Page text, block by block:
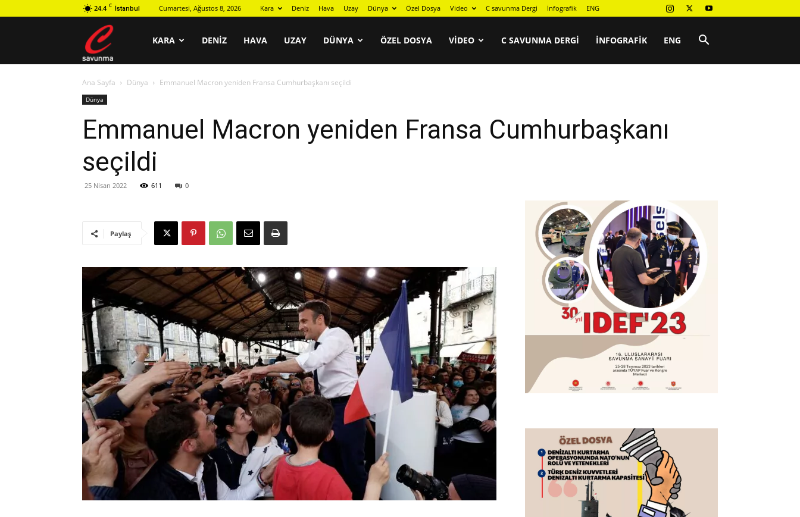
24.4 C İstanbul Cumartesi, Ağustos 8, 2026 Kara Deniz Hava Uzay Dünya Özel Dosya Video C savunma Dergi İnfografik ENG
savunma
KARA DENIZ HAVA UZAY DÜNYA ÖZEL DOSYA VIDEO C SAVUNMA DERGI İNFOGRAFIK ENG
Ana Sayfa Dünya Emmanuel Macron yeniden Fransa Cumhurbaşkanı seçildi
Dünya
Emmanuel Macron yeniden Fransa Cumhurbaşkanı
seçildi
25 Nisan 2022 611 0
Paylaş